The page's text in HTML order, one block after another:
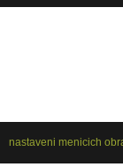
nastaveni menicich